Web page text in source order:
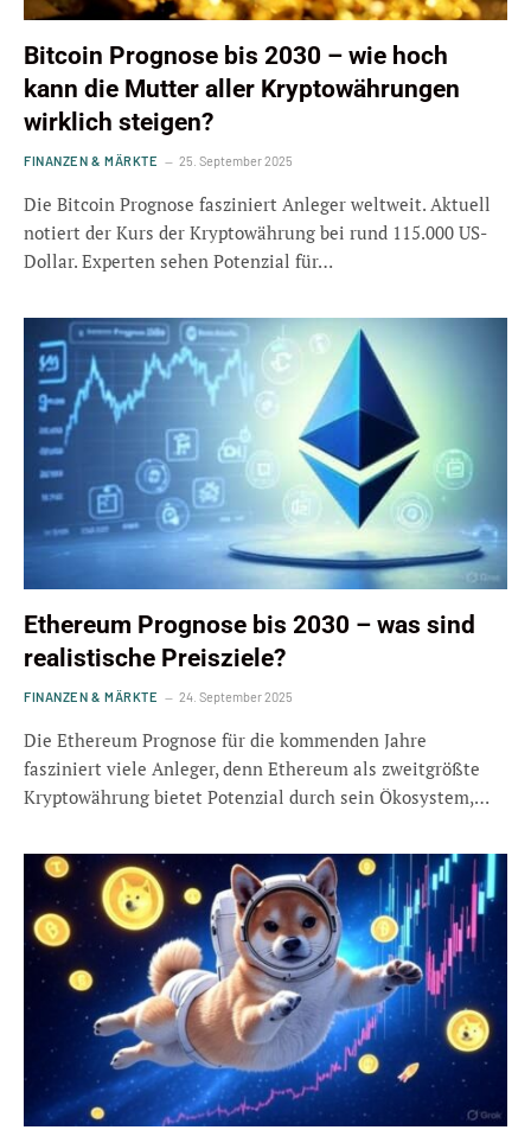
Bitcoin Prognose bis 2030 – wie hoch
kann die Mutter aller Kryptowährungen
wirklich steigen?
FINANZEN & MÄRKTE 25. September 2025
Die Bitcoin Prognose fasziniert Anleger weltweit. Aktuell
notiert der Kurs der Kryptowährung bei rund 115.000 US-
Dollar. Experten sehen Potenzial für…
Ethereum Prognose bis 2030 – was sind
realistische Preisziele?
FINANZEN & MÄRKTE 24. September 2025
Die Ethereum Prognose für die kommenden Jahre
fasziniert viele Anleger, denn Ethereum als zweitgrößte
Kryptowährung bietet Potenzial durch sein Ökosystem,…